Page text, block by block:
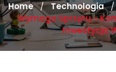
Home / Technologia /
Wymaga Sprzętu –
Inwestycja